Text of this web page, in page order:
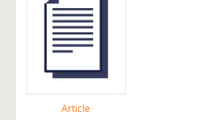
Article